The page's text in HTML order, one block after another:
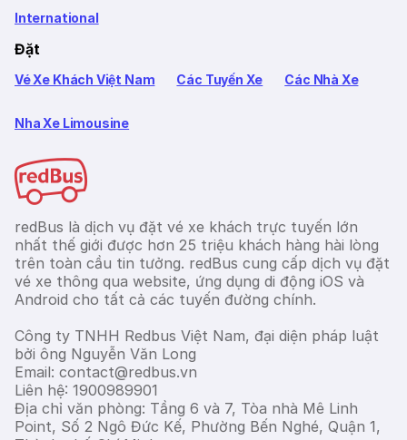
International
Đặt
Vé Xe Khách Việt Nam Các Tuyến Xe Các Nhà Xe
Nha Xe Limousine
redBus là dịch vụ đặt vé xe khách trực tuyến lớn
nhất thế giới được hơn 25 triệu khách hàng hài lòng
trên toàn cầu tin tưởng. redBus cung cấp dịch vụ đặt
vé xe thông qua website, ứng dụng di động iOS và
Android cho tất cả các tuyến đường chính.
Công ty TNHH Redbus Việt Nam, đại diện pháp luật
bởi ông Nguyễn Văn Long
Email: contact@redbus.vn
Liên hệ: 1900989901
Địa chỉ văn phòng: Tầng 6 và 7, Tòa nhà Mê Linh
Point, Số 2 Ngô Đức Kế, Phường Bến Nghé, Quận 1,